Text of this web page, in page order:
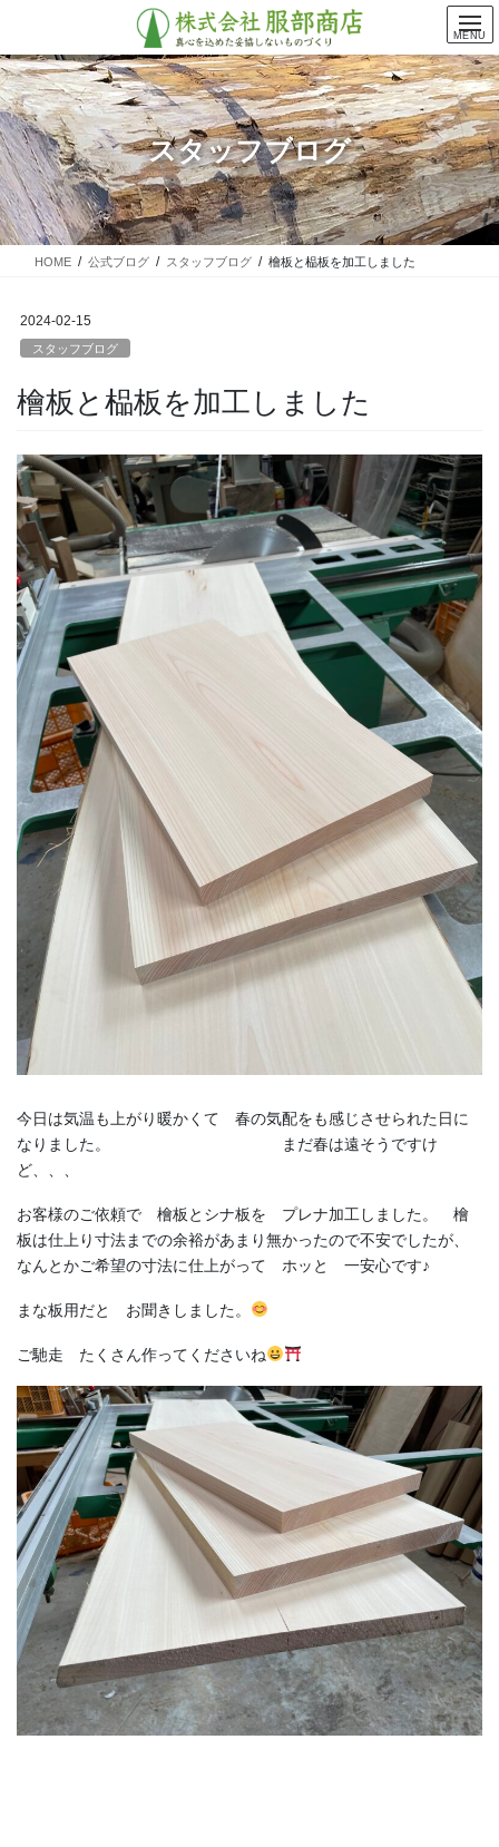
テ
ン
ツ
に
移
動
ゲ
ー
シ
ョ
ン
に
移
動
スタッフブログ
HOME 公式ブログ スタッフブログ 檜板と榀板を加工しました
2024-02-15
スタッフブログ
檜板と榀板を加工しました
今日は気温も上がり暖かくて 春の気配をも感じさせられた日に
なりました。 まだ春は遠そうですけ
ど、、、
お客様のご依頼で 檜板とシナ板を プレナ加工しました。 檜
板は仕上り寸法までの余裕があまり無かったので不安でしたが、
なんとかご希望の寸法に仕上がって ホッと 一安心です♪
まな板用だと お聞きしました。
ご馳走 たくさん作ってくださいね
MENU